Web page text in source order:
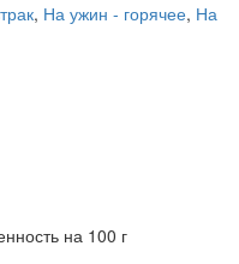
, На ужин - горячее, На
на 100 г